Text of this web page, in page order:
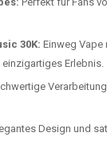
30K: Einweg Vape
Erlebnis.
Design und